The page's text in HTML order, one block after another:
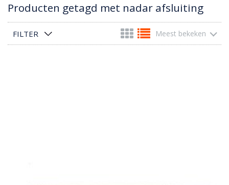
Producten getagd met nadar afsluiting
FILTER Meest bekeken